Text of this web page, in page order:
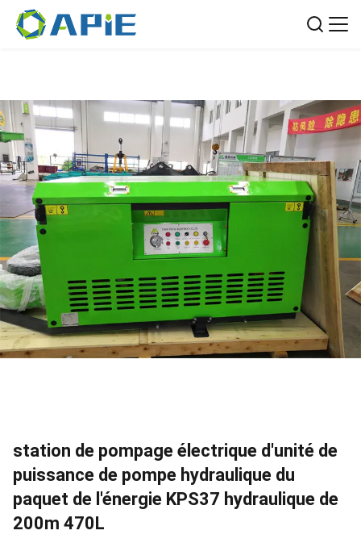
station de pompage électrique d'unité de
puissance de pompe hydraulique du
paquet de l'énergie KPS37 hydraulique de
200m 470L